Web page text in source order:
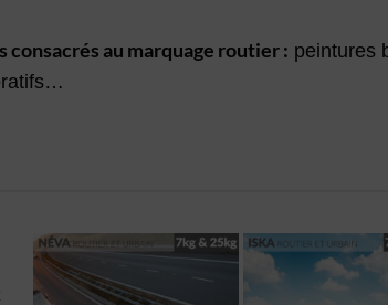
au marquage routier : peintures